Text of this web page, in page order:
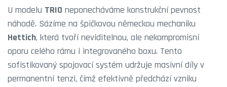
U modelu TRIO neponecháváme konstrukční pevnost
náhodě. Sázíme na špičkovou německou mechaniku
Hettich, která tvoří neviditelnou, ale nekompromisní
oporu celého rámu i integrovaného boxu. Tento
sofistikovaný spojovací systém udržuje masivní díly v
permanentní tenzi, čímž efektivně předchází vzniku